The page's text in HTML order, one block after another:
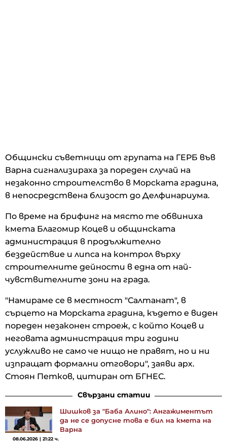
Общински съветници от групата на ГЕРБ във
Варна сигнализираха за пореден случай на
незаконно строителство в Морската градина,
в непосредствена близост до Делфинариума.
По време на брифинг на място те обвиниха
кмета Благомир Коцев и общинската
администрация в продължително
бездействие и липса на контрол върху
строителните дейности в една от най-
чувствителните зони на града.
"Намираме се в местност "Салтанат", в
сърцето на Морската градина, където е виден
пореден незаконен строеж, с който Коцев и
неговата администрация три години
услужливо не само че нищо не правят, но и ни
изпращат формални отговори", заяви арх.
Стоян Петков, цитиран от БГНЕС.
Свързани статии
Шишков за "Баба Алино": Ангажиментът
да не се допусне това е бил на кмета на
Варна
08.06.2026 | 21:22 ч.